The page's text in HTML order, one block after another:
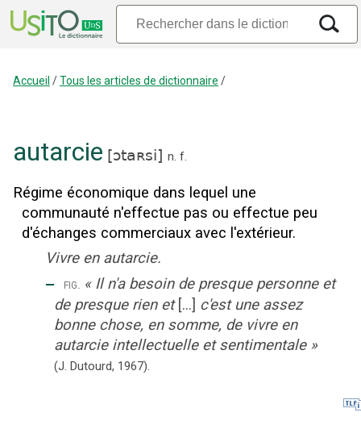
Accueil /Tous les articles de dictionnaire /
autarcie [ɔtaʀsi] n. f.
Régime économique dans lequel une
communauté n'effectue pas ou effectue peu
d'échanges commerciaux avec l'extérieur.
Vivre en autarcie.
‒ fig. « Il n'a besoin de presque personne et
de presque rien et [...] c'est une assez
bonne chose, en somme, de vivre en
autarcie intellectuelle et sentimentale »
(J. Dutourd, 1967).